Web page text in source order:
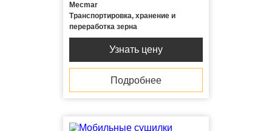
Mecmar
Транспортировка, хранение и
переработка зерна
Узнать цену
Подробнее